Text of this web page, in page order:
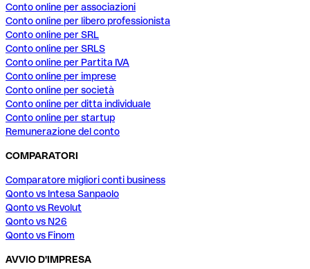
Conto online per associazioni
Conto online per libero professionista
Conto online per SRL
Conto online per SRLS
Conto online per Partita IVA
Conto online per imprese
Conto online per società
Conto online per ditta individuale
Conto online per startup
Remunerazione del conto
COMPARATORI
Comparatore migliori conti business
Qonto vs Intesa Sanpaolo
Qonto vs Revolut
Qonto vs N26
Qonto vs Finom
AVVIO D'IMPRESA